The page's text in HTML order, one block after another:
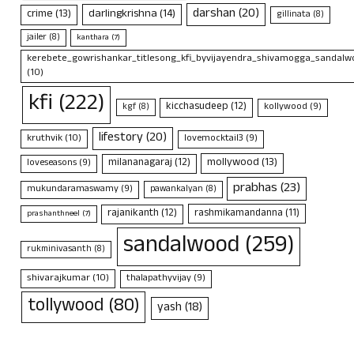
crime(13) darlingkrishna(14) darshan(20) gillinata (8)
jailer (8) kanthara (7)
(10)
kfi (222) kgf(8) kicchasudeep(12) kollywood (9)
kruthvik(10) lifestory(20) lovemocktail3 (9)
loveseasons (9) milananagaraj(12) mollywood(13)
mukundaramaswamy (9) pawankalyan (8) prabhas(23)
prashanthneel (7) rajanikanth(12) rashmikamandanna(11)
rukminivasanth (8) sandalwood (259)
shivarajkumar(10) thalapathyvijay(9)
tollywood (80) yash(18)